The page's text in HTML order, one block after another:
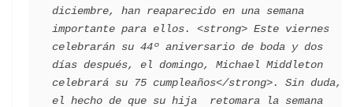
diciembre, han reaparecido en una semana
importante para ellos. <strong> Este viernes
celebrarán su 44º aniversario de boda y dos
días después, el domingo, Michael Middleton
celebrará su 75 cumpleaños</strong>. Sin duda,
el hecho de que su hija  retomara la semana